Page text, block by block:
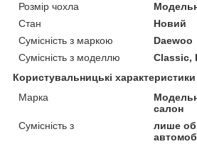
Розмір чохла
Стан
Новий
Сумісність з маркою
Daewoo
Сумісність з моделлю
Classic,
Користувальницькі характеристики
Марка
салон
Сумісність з
лише